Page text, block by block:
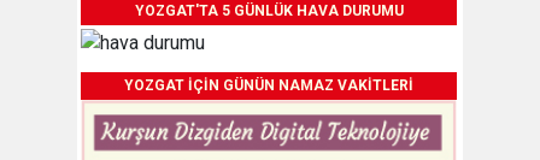
YOZGAT'TA 5 GÜNLÜK HAVA DURUMU
YOZGAT İÇİN GÜNÜN NAMAZ VAKİTLERİ